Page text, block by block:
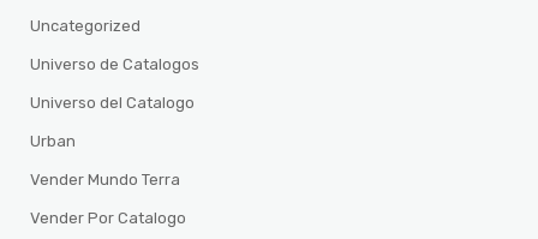
Uncategorized
Universo de Catalogos
Universo del Catalogo
Urban
Vender Mundo Terra
Vender Por Catalogo